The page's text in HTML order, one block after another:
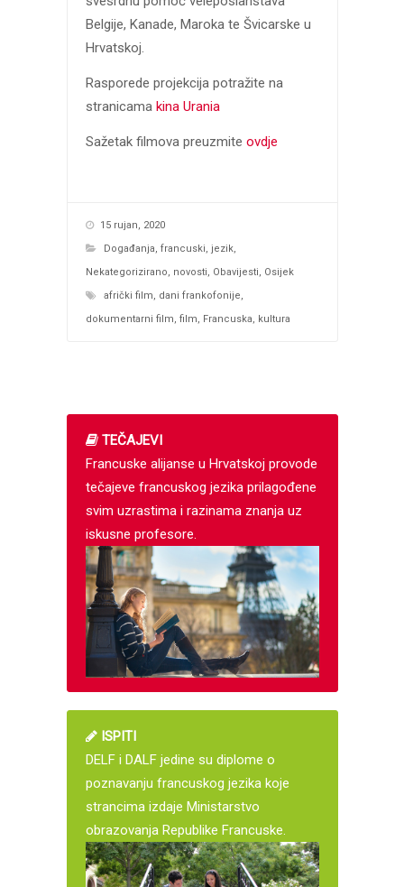
Belgije, Kanade, Maroka te Švicarske u
Hrvatskoj.
Rasporede projekcija potražite na
stranicama kina Urania
Sažetak filmova preuzmite ovdje
15 rujan, 2020
Događanja francuski jezik,
Nekategorizirano
novosti Obavijesti
Osijek
afrički film
dani frankofonije
dokumentarni film film Francuska kultura
TEČAJEVI
Francuske alijanse u Hrvatskoj provode
tečajeve francuskog jezika prilagođene
svim uzrastima i razinama znanja uz
iskusne profesore.
ISPITI
DELF i DALF jedine su diplome o
poznavanju francuskog jezika koje
strancima izdaje Ministarstvo
obrazovanja Republike Francuske.